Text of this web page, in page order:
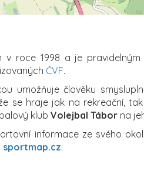
roce 1998 a je pravidelným
ČVF.
umožňuje člověku
se hraje jak na rekreační,
klub Volejbal Tábor na
informace ze svého
sportmap.cz.